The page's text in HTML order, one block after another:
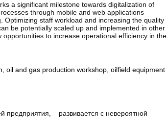
a significant milestone towards digitalization of
through mobile and web applications
staff workload and increasing the quality
be potentially scaled up and implemented in other
to increase operational efficiency in the
oil and gas production workshop, oilfield equipment
– развивается с невероятной